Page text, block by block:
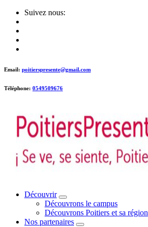
Skip
content
Suivez nous:
Email: poitierspresente@gmail.com
Téléphone: 0549509676
Poitiers presente !
Découvrir
Découvrons le campus
Découvrons Poitiers et sa région
Nos partenaires